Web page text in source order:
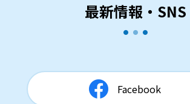
最新情報・SNS
Facebook